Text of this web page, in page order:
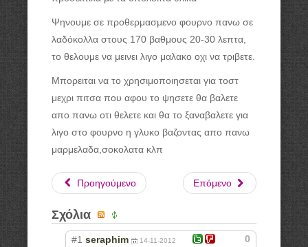
Ψηνουμε σε προθερμασμενο φουρνο πανω σε
λαδόκολλα στους 170 βαθμους 20-30 λεπτα,
το θελουμε να μεινει λιγο μαλακο οχι να τριβετε.
Μπορειται να το χρησιμοποιησεται για τοστ
μεχρι πιτσα που αφου το ψησετε θα βαλετε
απο πανω οτι θελετε και θα το ξαναβαλετε για
λιγο στο φουρνο η γλυκο βαζοντας απο πανω
μαρμελαδα,σοκολατα κλπ
Προηγούμενο Επόμενο
Σχόλια
0
#1 seraphim
14-11-2012